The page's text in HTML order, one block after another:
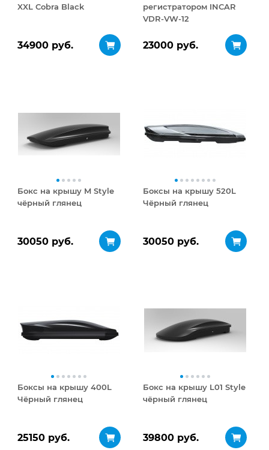
XXL Cobra Black
34900 руб.
регистратором INCAR
VDR-VW-12
23000 руб.
Бокс на крышу M Style
чёрный глянец
30050 руб.
Боксы на крышу 520L
Чёрный глянец
30050 руб.
Боксы на крышу 400L
Чёрный глянец
25150 руб.
Бокс на крышу L01 Style
чёрный глянец
39800 руб.